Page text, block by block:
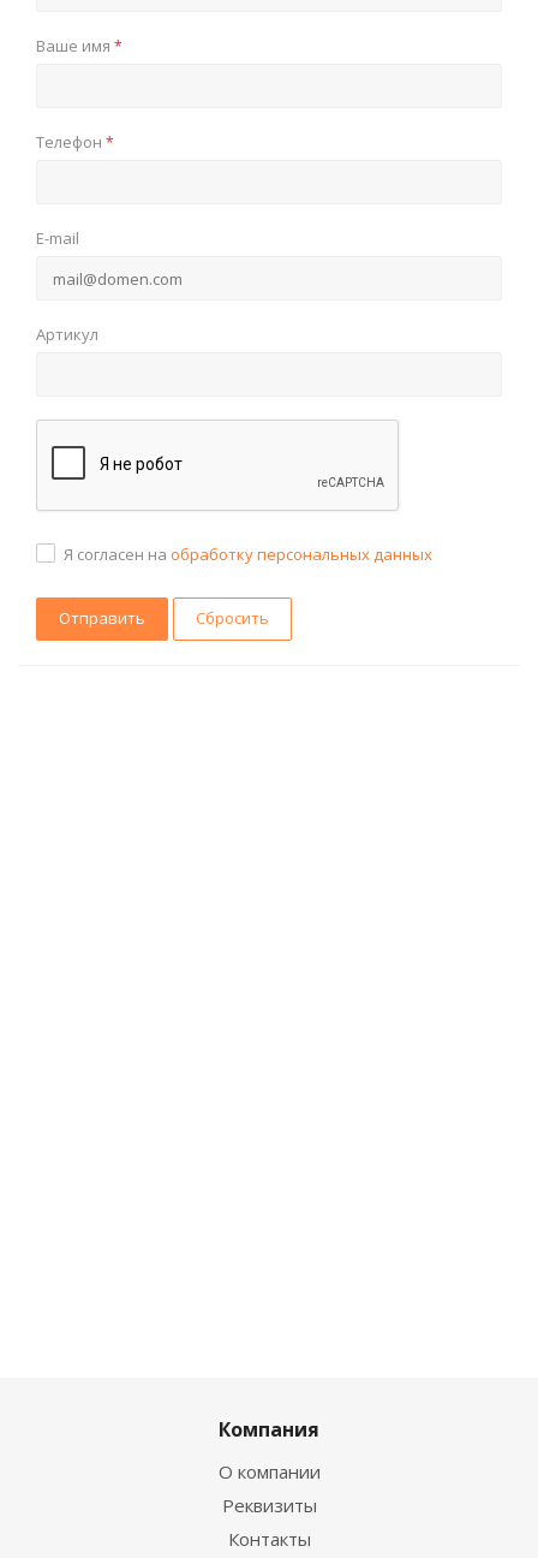
Ваше имя *
Телефон *
E-mail
Артикул
Я согласен на обработку персональных данных
Сбросить
Компания
О компании
Реквизиты
Контакты